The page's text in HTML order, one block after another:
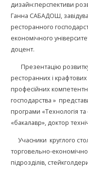
дизайн:перспективи
Ганна САБАДОШ,
ресторанного
економічного
доцент.
Презентацію розвитку
ресторанних і
професійних
господарства »
програми «Технологія
«бакалавр», доктор
Учасники круглого
торговельно-
підрозділів,